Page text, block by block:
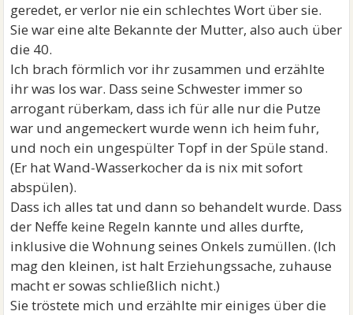
geredet, er verlor nie ein schlechtes Wort über sie.
Sie war eine alte Bekannte der Mutter, also auch über
die 40.
Ich brach förmlich vor ihr zusammen und erzählte
ihr was los war. Dass seine Schwester immer so
arrogant rüberkam, dass ich für alle nur die Putze
war und angemeckert wurde wenn ich heim fuhr,
und noch ein ungespülter Topf in der Spüle stand.
(Er hat Wand-Wasserkocher da is nix mit sofort
abspülen).
Dass ich alles tat und dann so behandelt wurde. Dass
der Neffe keine Regeln kannte und alles durfte,
inklusive die Wohnung seines Onkels zumüllen. (Ich
mag den kleinen, ist halt Erziehungssache, zuhause
macht er sowas schließlich nicht.)
Sie tröstete mich und erzählte mir einiges über die